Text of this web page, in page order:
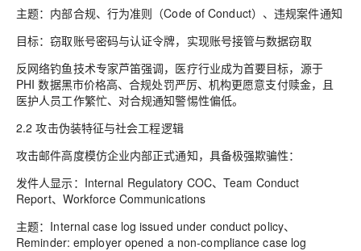
主题：内部合规、行为准则（Code of Conduct）、违规案件通知
目标：窃取账号密码与认证令牌，实现账号接管与数据窃取
反网络钓鱼技术专家芦笛强调，医疗行业成为首要目标，源于
PHI 数据黑市价格高、合规处罚严厉、机构更愿意支付赎金，且
医护人员工作繁忙、对合规通知警惕性偏低。
2.2 攻击伪装特征与社会工程逻辑
攻击邮件高度模仿企业内部正式通知，具备极强欺骗性：
发件人显示：Internal Regulatory COC、Team Conduct
Report、Workforce Communications
主题：Internal case log issued under conduct policy、
Reminder: employer opened a non‑compliance case log